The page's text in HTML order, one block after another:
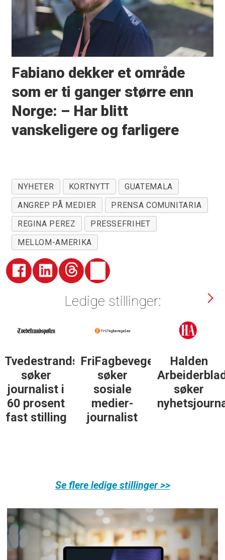
Fabiano dekker et område
som er ti ganger større enn
Norge: – Har blitt
vanskeligere og farligere
NYHETER KORTNYTT
GUATEMALA
ANGREP PÅ MEDIER
PRENSA COMUNITARIA
REGINA PEREZ
PRESSEFRIHET
MELLOM-AMERIKA
Ledige stillinger:
FriFagbevegelse
søker
sosiale
medier-
journalist
Halden
Arbeiderblad
søker
nyhetsjournalist
25. juni
søker
journalist
Se flere ledige stillinger >>